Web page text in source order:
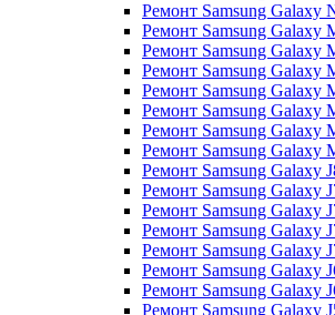
Ремонт Samsung Galaxy
Ремонт Samsung Galaxy
Ремонт Samsung Galaxy
Ремонт Samsung Galaxy
Ремонт Samsung Galaxy
Ремонт Samsung Galaxy
Ремонт Samsung Galaxy
Ремонт Samsung Galaxy
Ремонт Samsung Galaxy
Ремонт Samsung Galaxy
Ремонт Samsung Galaxy
Ремонт Samsung Galaxy
Ремонт Samsung Galaxy
Ремонт Samsung Galaxy
Ремонт Samsung Galaxy
Ремонт Samsung Galaxy